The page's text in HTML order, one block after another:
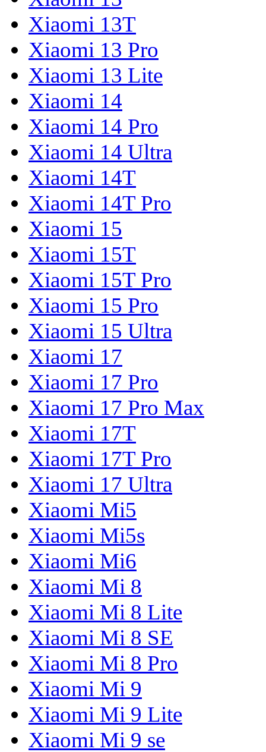
Xiaomi 13T
Xiaomi 13 Pro
Xiaomi 13 Lite
Xiaomi 14
Xiaomi 14 Pro
Xiaomi 14 Ultra
Xiaomi 14T
Xiaomi 14T Pro
Xiaomi 15
Xiaomi 15T
Xiaomi 15T Pro
Xiaomi 15 Pro
Xiaomi 15 Ultra
Xiaomi 17
Xiaomi 17 Pro
Xiaomi 17 Pro Max
Xiaomi 17T
Xiaomi 17T Pro
Xiaomi 17 Ultra
Xiaomi Mi5
Xiaomi Mi5s
Xiaomi Mi6
Xiaomi Mi 8
Xiaomi Mi 8 Lite
Xiaomi Mi 8 SE
Xiaomi Mi 8 Pro
Xiaomi Mi 9
Xiaomi Mi 9 Lite
Xiaomi Mi 9 se